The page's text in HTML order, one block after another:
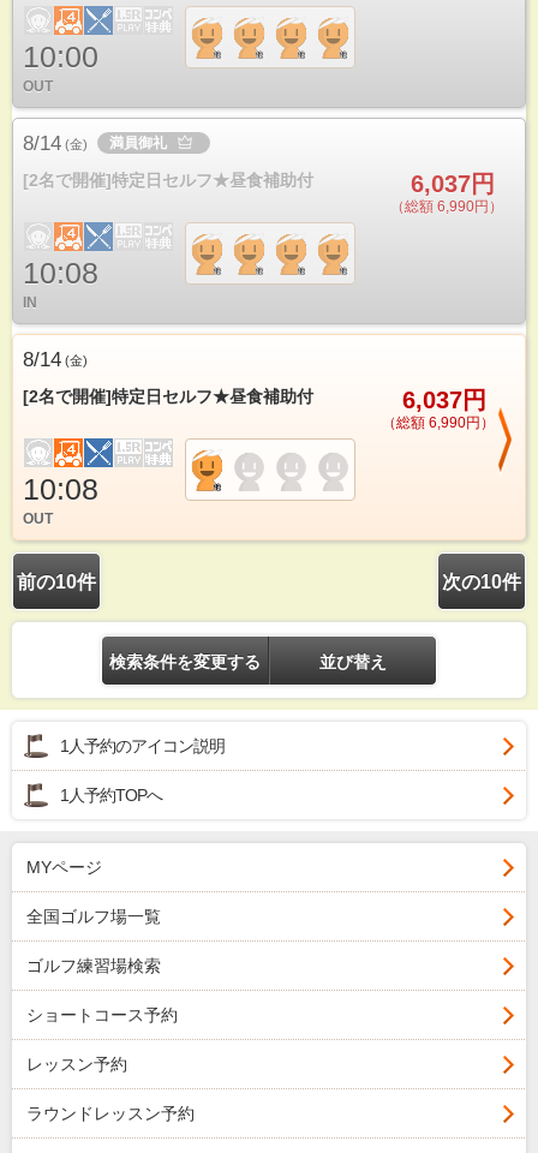
10:00
OUT
8/14 (金) 満員御礼
[2名で開催]特定日セルフ★昼食補助付 6,037円
（総額 6,990円）
10:08
IN
8/14 (金)
[2名で開催]特定日セルフ★昼食補助付 6,037円
（総額 6,990円）
10:08
OUT
前の10件 次の10件
検索条件を変更する 並び替え
1人予約のアイコン説明
1人予約TOPへ
MYページ
全国ゴルフ場一覧
ゴルフ練習場検索
ショートコース予約
レッスン予約
ラウンドレッスン予約